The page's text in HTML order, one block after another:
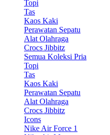
Topi
Tas
Kaos Kaki
Perawatan Sepatu
Alat Olahraga
Crocs Jibbitz
Semua Koleksi Pria
Topi
Tas
Kaos Kaki
Perawatan Sepatu
Alat Olahraga
Crocs Jibbitz
Icons
Nike Air Force 1